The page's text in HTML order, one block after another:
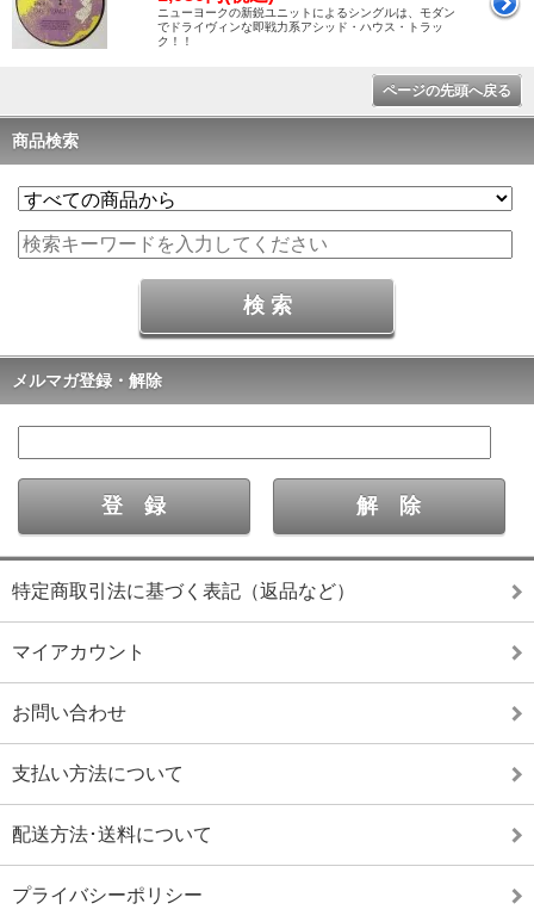
ニューヨークの新鋭ユニットによるシングルは、モダン
でドライヴィンな即戦力系アシッド・ハウス・トラッ
ク！！
ページの先頭へ戻る
商品検索
メルマガ登録・解除
特定商取引法に基づく表記（返品など）
マイアカウント
お問い合わせ
支払い方法について
配送方法･送料について
プライバシーポリシー